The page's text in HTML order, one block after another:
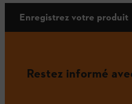
Enregistrez votre produit
Restez informé